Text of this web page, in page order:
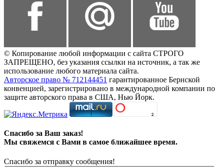
© Копирование любой информации с сайта СТРОГО
ЗАПРЕЩЕНО, без указания ссылки на источник, а так же
использование любого материала сайта.
Авторское право № 712144451 гарантированное Бернской
конвенцией, зарегистрировано в международной компании по
защите авторского права в США, Нью Йорк.
Спасибо за Ваш заказ!
Мы свяжемся с Вами в самое ближайшее время.
Спасибо за отправку сообщения!